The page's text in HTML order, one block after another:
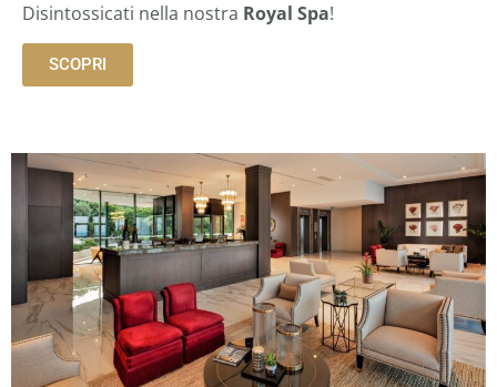
Disintossicati nella nostra Royal Spa!
SCOPRI